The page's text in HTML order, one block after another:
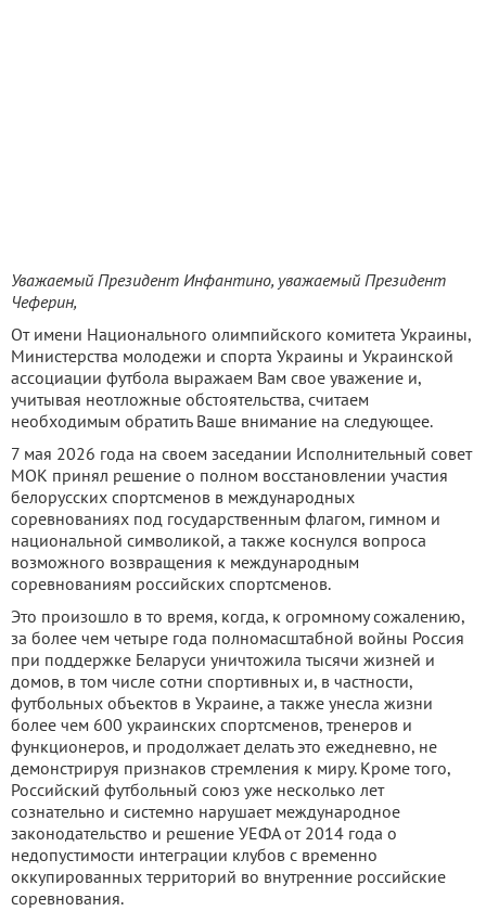
Уважаемый Президент Инфантино, уважаемый Президент
Чеферин,
От имени Национального олимпийского комитета Украины,
Министерства молодежи и спорта Украины и Украинской
ассоциации футбола выражаем Вам свое уважение и,
учитывая неотложные обстоятельства, считаем
необходимым обратить Ваше внимание на следующее.
7 мая 2026 года на своем заседании Исполнительный совет
МОК принял решение о полном восстановлении участия
белорусских спортсменов в международных
соревнованиях под государственным флагом, гимном и
национальной символикой, а также коснулся вопроса
возможного возвращения к международным
соревнованиям российских спортсменов.
Это произошло в то время, когда, к огромному сожалению,
за более чем четыре года полномасштабной войны Россия
при поддержке Беларуси уничтожила тысячи жизней и
домов, в том числе сотни спортивных и, в частности,
футбольных объектов в Украине, а также унесла жизни
более чем 600 украинских спортсменов, тренеров и
функционеров, и продолжает делать это ежедневно, не
демонстрируя признаков стремления к миру. Кроме того,
Российский футбольный союз уже несколько лет
сознательно и системно нарушает международное
законодательство и решение УЕФА от 2014 года о
недопустимости интеграции клубов с временно
оккупированных территорий во внутренние российские
соревнования.